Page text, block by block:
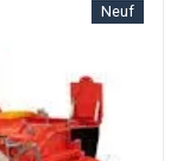
Neuf